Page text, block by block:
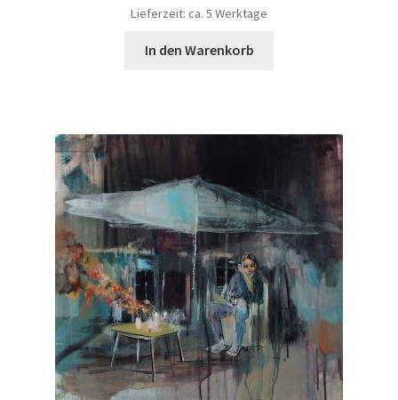
Lieferzeit: ca. 5 Werktage
In den Warenkorb